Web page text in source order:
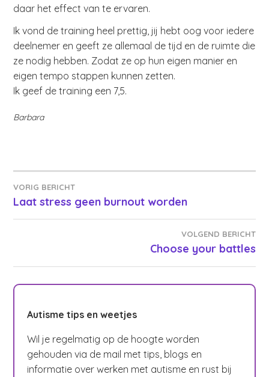
daar het effect van te ervaren.
Ik vond de training heel prettig, jij hebt oog voor iedere
deelnemer en geeft ze allemaal de tijd en de ruimte die
ze nodig hebben. Zodat ze op hun eigen manier en
eigen tempo stappen kunnen zetten.
Ik geef de training een 7,5.
Barbara
Bericht
navigatie
VORIG BERICHT
Laat stress geen burnout worden
VOLGEND BERICHT
Choose your battles
Autisme tips en weetjes
Wil je regelmatig op de hoogte worden
gehouden via de mail met tips, blogs en
informatie over werken met autisme en rust bij